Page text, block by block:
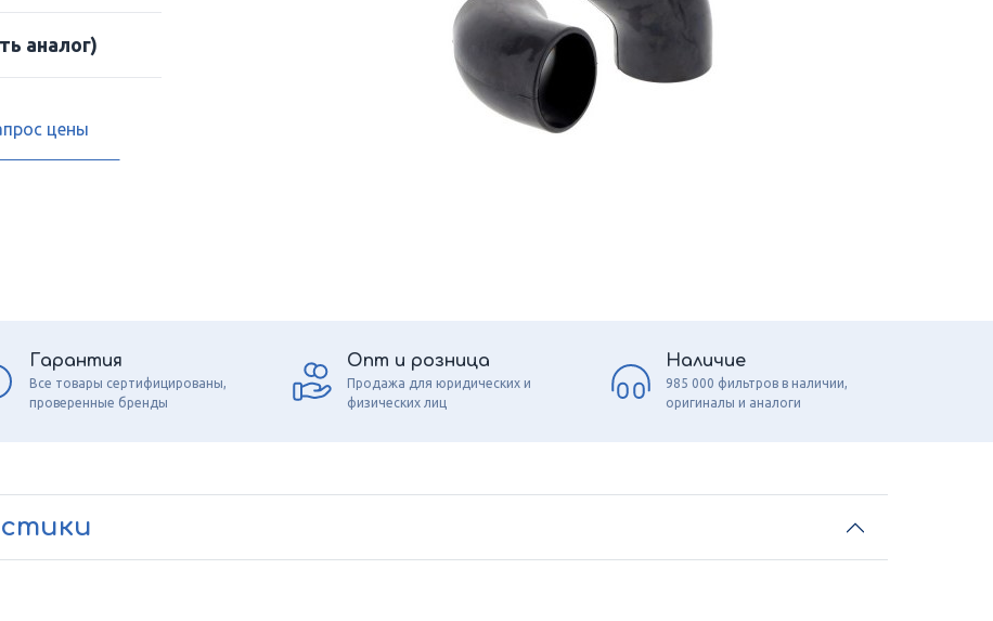
аналог)
цены
Гарантия
Все товары сертифицированы,
проверенные бренды
Опт и розница
Продажа для юридических и
физических лиц
Наличие
985 000 фильтров в наличии,
оригиналы и аналоги